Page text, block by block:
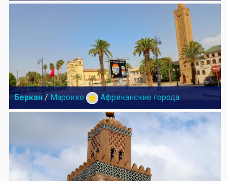
Беркан / Марокко Африканские города